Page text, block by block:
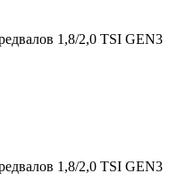
1,8/2,0 TSI GEN3
1,8/2,0 TSI GEN3